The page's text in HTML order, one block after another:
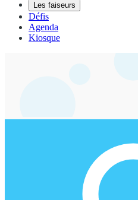
Les faiseurs
Défis
Agenda
Kiosque